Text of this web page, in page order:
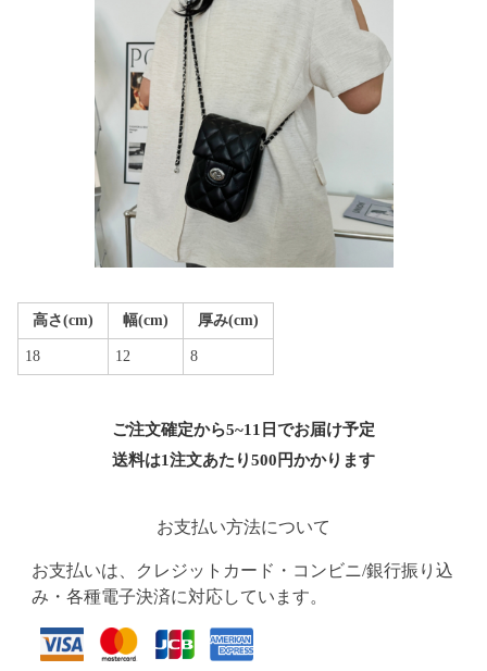
高さ(cm) 幅(cm) 厚み(cm)
18 12 8
ご注文確定から5~11日でお届け予定
送料は1注文あたり500 円かかります
お支払い方法について
お支払いは、クレジットカード・コンビニ/銀行振り込
み・各種電子決済に対応しています。